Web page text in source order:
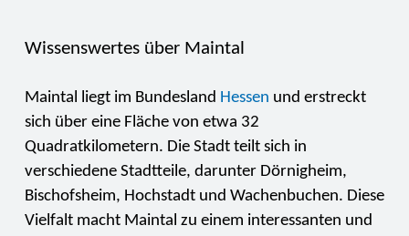
Wissenswertes über Maintal
Maintal liegt im Bundesland Hessen und erstreckt
sich über eine Fläche von etwa 32
Quadratkilometern. Die Stadt teilt sich in
verschiedene Stadtteile, darunter Dörnigheim,
Bischofsheim, Hochstadt und Wachenbuchen. Diese
Vielfalt macht Maintal zu einem interessanten und